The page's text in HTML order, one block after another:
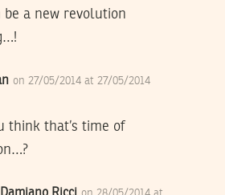
be a new revolution
on 27/05/2014 at 27/05/2014
think that’s time of